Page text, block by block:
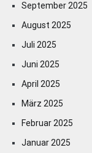
September 2025
August 2025
Juli 2025
Juni 2025
April 2025
März 2025
Februar 2025
Januar 2025